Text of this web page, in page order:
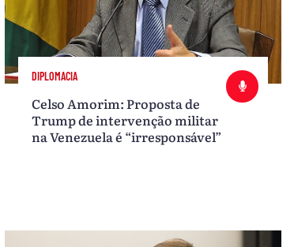
DIPLOMACIA
Celso Amorim: Proposta de
Trump de intervenção militar
na Venezuela é “irresponsável”